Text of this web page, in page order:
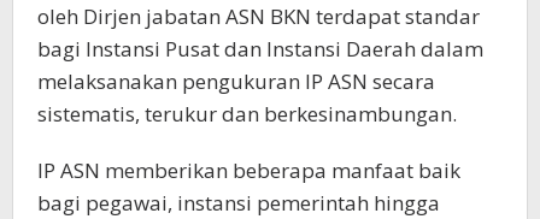
oleh Dirjen jabatan ASN BKN terdapat standar
bagi Instansi Pusat dan Instansi Daerah dalam
melaksanakan pengukuran IP ASN secara
sistematis, terukur dan berkesinambungan.
IP ASN memberikan beberapa manfaat baik
bagi pegawai, instansi pemerintah hingga